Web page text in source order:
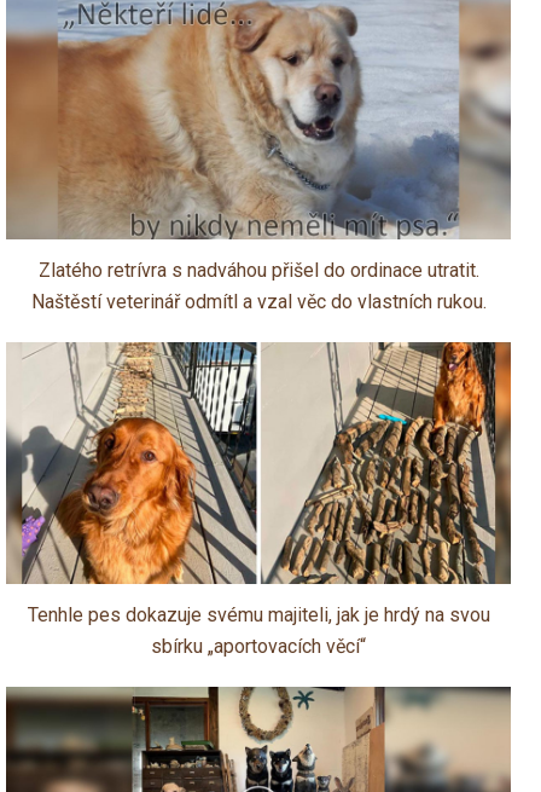
Zlatého retrívra s nadváhou přišel do ordinace utratit.
Naštěstí veterinář odmítl a vzal věc do vlastních rukou.
Tenhle pes dokazuje svému majiteli, jak je hrdý na svou
sbírku „aportovacích věcí“